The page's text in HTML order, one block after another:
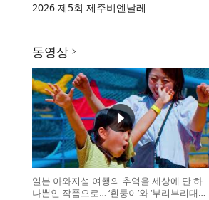
2026 제5회 제주비엔날레
동영상
일본 아와지섬 여행의 추억을 세상에 단 하
나뿐인 작품으로… ‘흰둥이’와 ‘부리부리대마